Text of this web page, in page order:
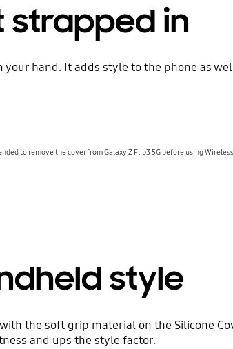
strapped in
hand. It adds style to the phone as
to remove the cover from Galaxy Z Flip3 5G before using
style
the soft grip material on the Silicone
and ups the style factor.